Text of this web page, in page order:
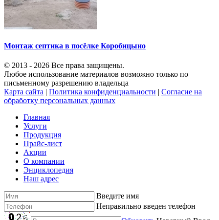
Монтаж септика в посёлке Коробицыно
© 2013 - 2026 Все права защищены.
Любое использование материалов возможно только по
письменному разрешению владельца
Карта сайта | Политика конфиденциальности | Согласие на
обработку персональных данных
Главная
Услуги
Продукция
Прайс-лист
Акции
О компании
Энциклопедия
Наш адрес
Введите имя
Неправильно введен телефон